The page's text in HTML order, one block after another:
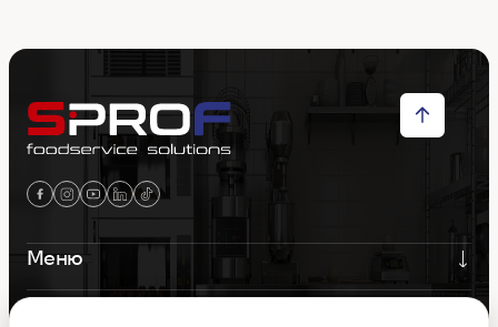
Меню
Контакти